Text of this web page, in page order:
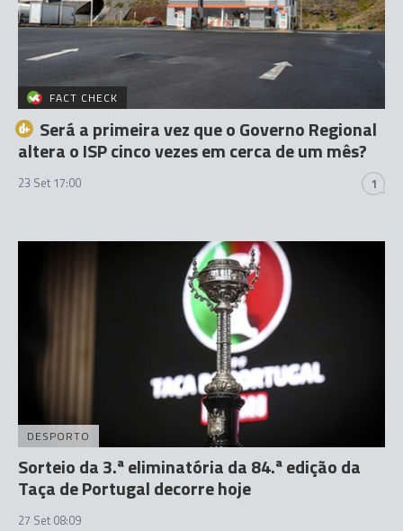
FACT CHECK
Será a primeira vez que o Governo Regional
altera o ISP cinco vezes em cerca de um mês?
23 Set 17:00 1
DESPORTO
Sorteio da 3.ª eliminatória da 84.ª edição da
Taça de Portugal decorre hoje
27 Set 08:09